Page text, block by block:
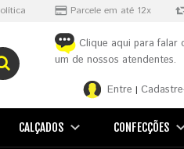
Parcele em até 12x
Clique aqui para falar
um de nossos atendentes.
Entre |
CALÇADOS CONFECÇÕES